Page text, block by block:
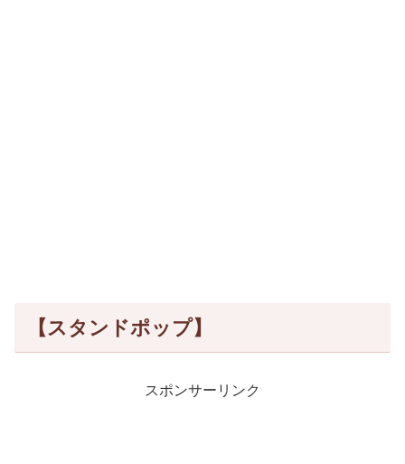
【スタンドポップ】
スポンサーリンク